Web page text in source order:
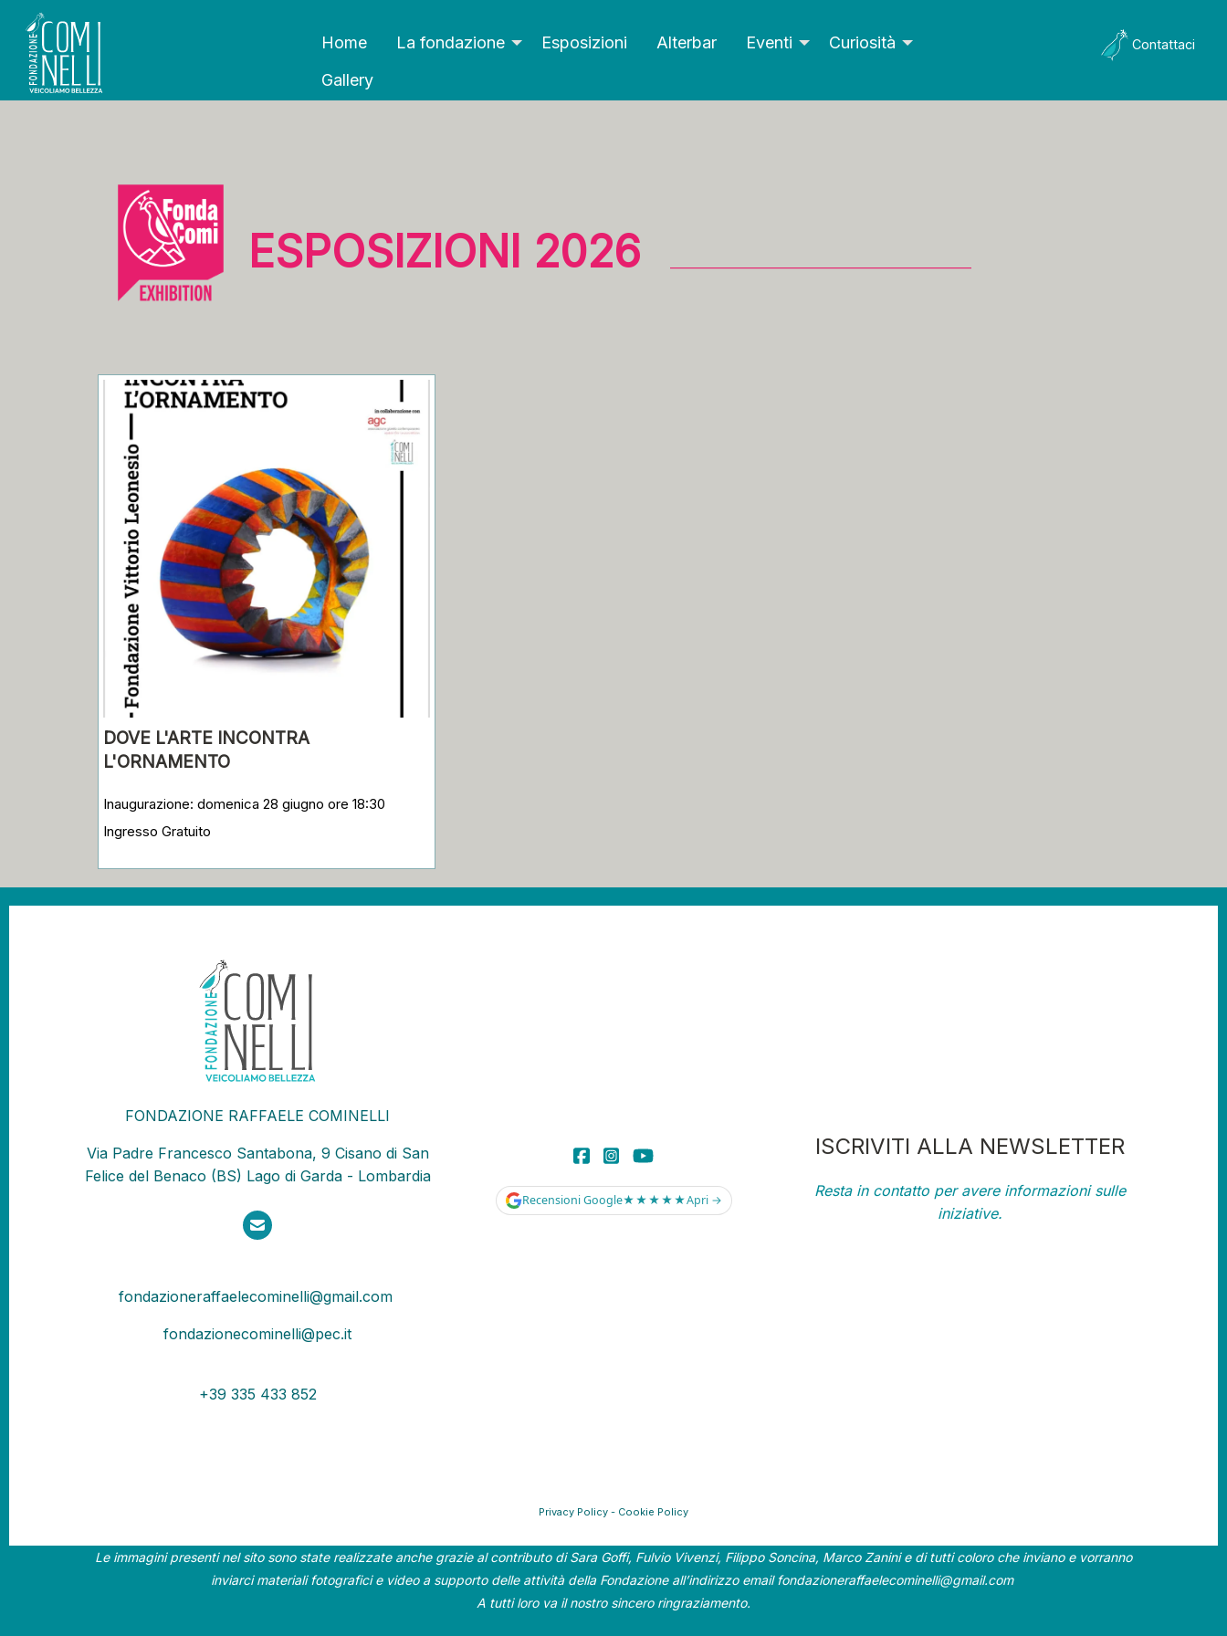
Home La fondazione Esposizioni Alterbar Eventi
Curiosità
Gallery
Contattaci
ESPOSIZIONI 2026
DOVE L'ARTE INCONTRA
L'ORNAMENTO
Inaugurazione: domenica 28 giugno ore 18:30
Ingresso Gratuito
FONDAZIONE RAFFAELE COMINELLI
Via Padre Francesco Santabona, 9 Cisano di San
Felice del Benaco (BS) Lago di Garda - Lombardia
fondazioneraffaelecominelli@gmail.com
fondazionecominelli@pec.it
+39 335 433 852
Recensioni Google★★★★★Apri →
ISCRIVITI ALLA NEWSLETTER
Resta in contatto per avere informazioni sulle
iniziative.
Privacy Policy - Cookie Policy
Le immagini presenti nel sito sono state realizzate anche grazie al contributo di Sara Goffi, Fulvio Vivenzi, Filippo Soncina, Marco Zanini e di tutti coloro che inviano e vorranno
inviarci materiali fotografici e video a supporto delle attività della Fondazione all’indirizzo email fondazioneraffaelecominelli@gmail.com
A tutti loro va il nostro sincero ringraziamento.